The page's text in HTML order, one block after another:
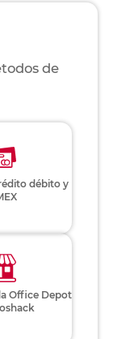
de
débito y
Office Depot